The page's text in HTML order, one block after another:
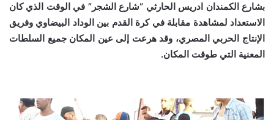
بشارع الكمندان ادريس الحارثي “شارع الشجر” في الوقت الذي كان
الاستعداد لمشاهدة مقابلة في كرة القدم بين الوداد البيضاوي وفريق
الإنتاج الحربي المصري، وقد هرعت إلى عين المكان جميع السلطات
المعنية التي طوقت المكان.